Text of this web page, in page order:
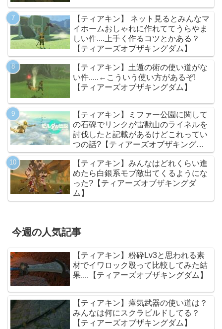
【ティアキン】 ネット見るとみんなマ
イホームおしゃれに作れててうらやま
しい件....上手く作るコツとかある？
【ティアーズオブザキングダム】
【ティアキン】土遁の術の使い道がな
い件.....←こういう使い方があるぞ!
【ティアーズオブザキングダム】
【ティアキン】ミファー公園に関して
の石碑でリンクが雷獣山のライネルを
討伐したと記載があるけどこれってい
つの話?【ティアーズオブザキングダ
ム】
【ティアキン】みんなはどれくらい進
めたら白銀系モブ敵出てくるようにな
った?【ティアーズオブザキングダ
ム】
今週の人気記事
【ティアキン】粉砕Lv3と思われる素
材でイワロック殴って比較してみた結
果....【ティアーズオブザキングダム】
【ティアキン】瘴気武器の使い道は？
みんなは何にスクラビルドしてる？
【ティアーズオブザキングダム】